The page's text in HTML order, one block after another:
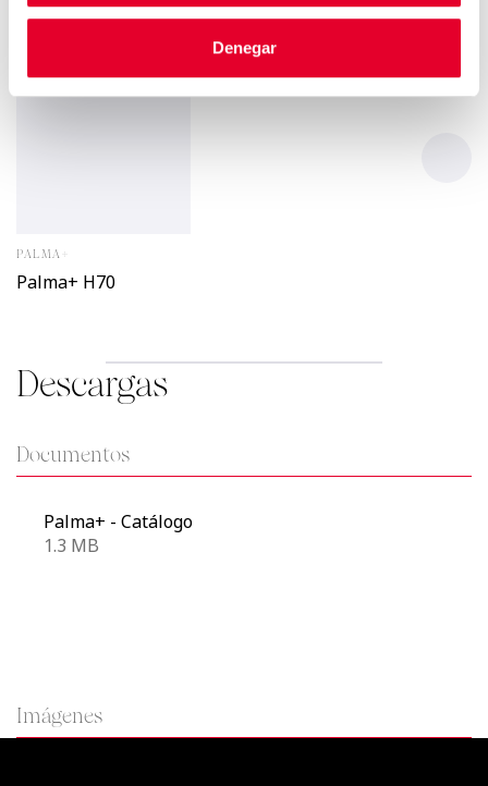
Denegar
PALMA+
Palma+ H70
Descargas
Documentos
Palma+ - Catálogo
1.3 MB
Imágenes